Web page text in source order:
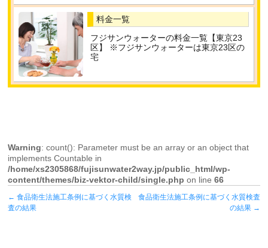
料金一覧
フジサンウォーターの料金一覧【東京23
区】 ※フジサンウォーターは東京23区の
宅
Warning: count(): Parameter must be an array or an object that
implements Countable in
/home/xs2305868/fujisunwater2way.jp/public_html/wp-
content/themes/biz-vektor-child/single.php on line66
← 食品衛生法施工条例に基づく水質検
査の結果
食品衛生法施工条例に基づく水質検査
の結果 →